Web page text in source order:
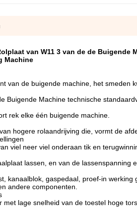
van W11 3 van de de
Machine
van de buigende machine, het
Buigende Machine technische
rek elke één buigende machine.
hogere rolaandrijving die, vormt de
viel neer viel onderaan tik en
lassen, en van de lassenspanning
kanaalblok, gaspedaal, proef-in
andere componenten.
met lage snelheid van de toestel hoge